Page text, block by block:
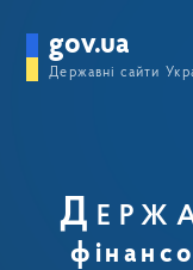
gov.ua
Державні сайти